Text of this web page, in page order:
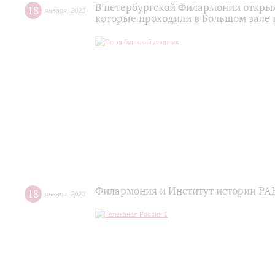
18 января 2023
В петербургской Филармонии
которые проходили в Большом зале
18 января 2023 Филармония и Институт истории